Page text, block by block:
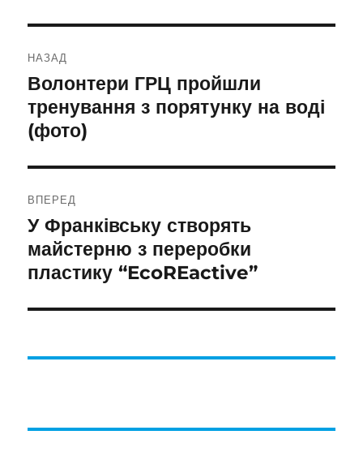
записів
НАЗАД
Попередній
запис:
Волонтери ГРЦ пройшли
тренування з порятунку на воді
(фото)
ВПЕРЕД
Наступний
запис:
У Франківську створять
майстерню з переробки
пластику “EcoREactive”